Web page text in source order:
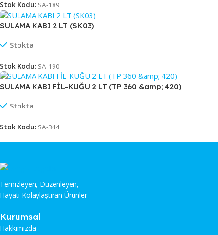
Stok Kodu: SA-189
SULAMA KABI 2 LT (SK03)
Stokta
Stok Kodu: SA-190
SULAMA KABI FİL-KUĞU 2 LT (TP 360 &amp; 420)
Stokta
Stok Kodu: SA-344
Temizleyen, Düzenleyen,
Hayatı Kolaylaştıran Ürünler
Kurumsal
Hakkımızda